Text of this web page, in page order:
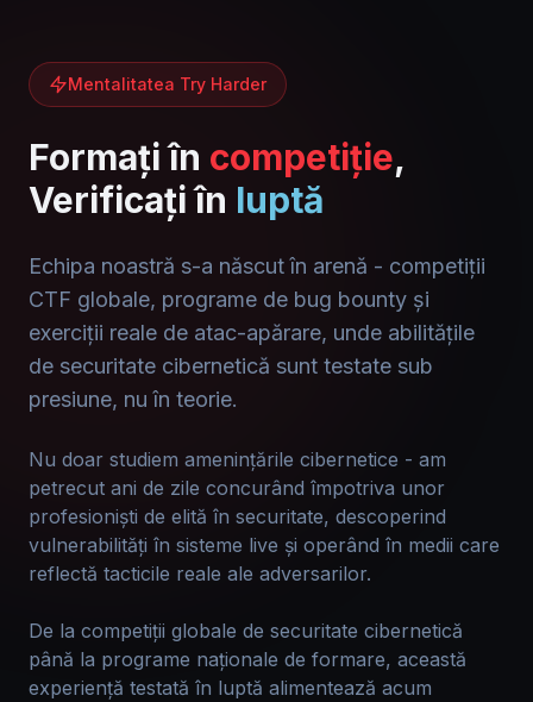
Mentalitatea Try Harder
Formați în competiție,
Verificați în luptă
Echipa noastră s-a născut în arenă - competiții
CTF globale, programe de bug bounty și
exerciții reale de atac-apărare, unde abilitățile
de securitate cibernetică sunt testate sub
presiune, nu în teorie.
Nu doar studiem amenințările cibernetice - am
petrecut ani de zile concurând împotriva unor
profesioniști de elită în securitate, descoperind
vulnerabilități în sisteme live și operând în medii care
reflectă tacticile reale ale adversarilor.
De la competiții globale de securitate cibernetică
până la programe naționale de formare, această
experiență testată în luptă alimentează acum